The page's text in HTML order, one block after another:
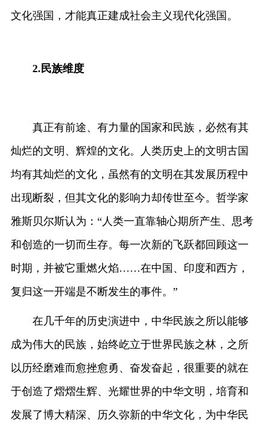
文化强国，才能真正建成社会主义现代化强国。
2. 民族维度
真正有前途、有力量的国家和民族，必然有其
灿烂的文明、辉煌的文化。人类历史上的文明古国
均有其灿烂的文化，虽然有的文明在其发展历程中
出现断裂，但其文化的影响力却传世至今。哲学家
雅斯贝尔斯认为：“人类一直靠轴心期所产生、思考
和创造的一切而生存。每一次新的飞跃都回顾这一
时期，并被它重燃火焰……在中国、印度和西方，
复归这一开端是不断发生的事件。”
在几千年的历史演进中，中华民族之所以能够
成为伟大的民族，始终屹立于世界民族之林，之所
以历经磨难而愈挫愈勇、奋发奋起，很重要的就在
于创造了熠熠生辉、光耀世界的中华文明，培育和
发展了博大精深、历久弥新的中华文化，为中华民